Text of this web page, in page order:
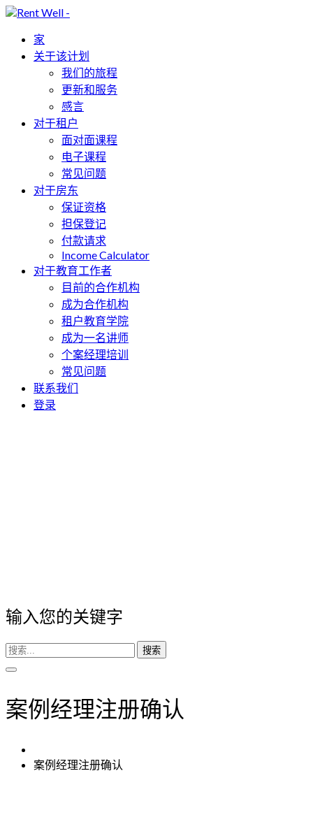
家
关于该计划
我们的旅程
更新和服务
感言
对于租户
面对面课程
电子课程
常见问题
对于房东
保证资格
担保登记
付款请求
Income Calculator
对于教育工作者
目前的合作机构
成为合作机构
租户教育学院
成为一名讲师
个案经理培训
常见问题
联系我们
登录
输入您的关键字
搜索
案例经理注册确认
案例经理注册确认